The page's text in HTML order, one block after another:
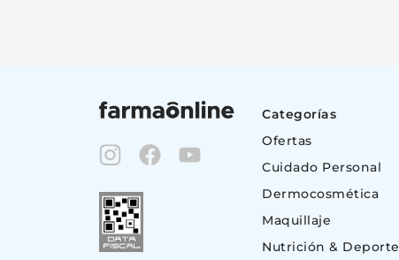
Categorías
Ofertas
Cuidado Personal
Dermocosmética
Maquillaje
Nutrición & Deporte